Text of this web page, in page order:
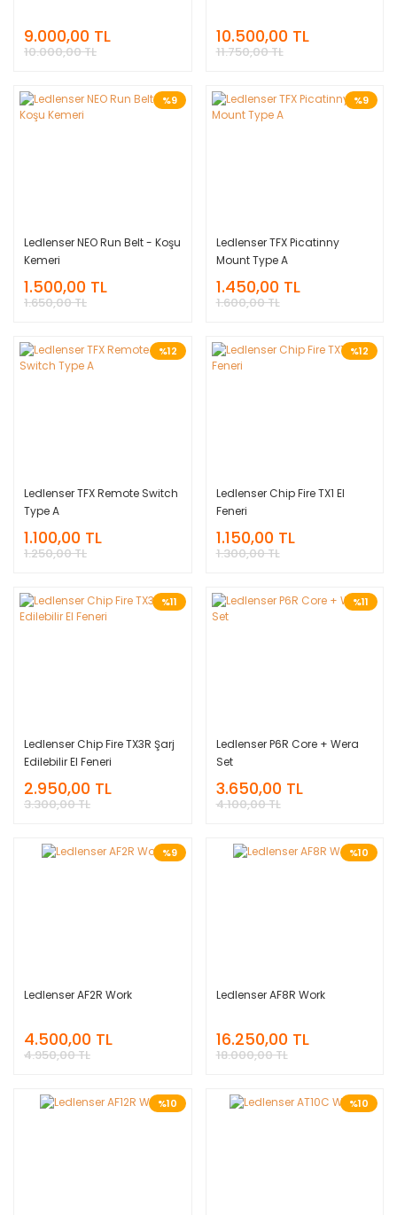
9.000,00 TL
10.000,00 TL
10.500,00 TL
11.750,00 TL
%9
Ledlenser NEO Run Belt - Koşu
Kemeri
1.500,00 TL
1.650,00 TL
%9
Ledlenser TFX Picatinny
Mount Type A
1.450,00 TL
1.600,00 TL
%12
Ledlenser TFX Remote Switch
Type A
1.100,00 TL
1.250,00 TL
%12
Ledlenser Chip Fire TX1 El
Feneri
1.150,00 TL
1.300,00 TL
%11
Ledlenser Chip Fire TX3R Şarj
Edilebilir El Feneri
2.950,00 TL
3.300,00 TL
%11
Ledlenser P6R Core + Wera
Set
3.650,00 TL
4.100,00 TL
%9
Ledlenser AF2R Work
4.500,00 TL
4.950,00 TL
%10
Ledlenser AF8R Work
16.250,00 TL
18.000,00 TL
%10 %10